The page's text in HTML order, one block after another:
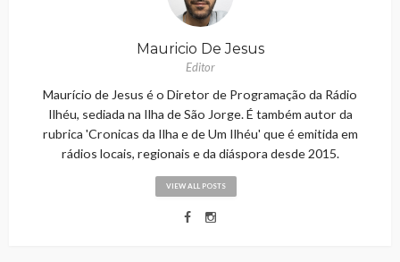
Mauricio De Jesus
Editor
Maurício de Jesus é o Diretor de Programação da Rádio
Ilhéu, sediada na Ilha de São Jorge. É também autor da
rubrica 'Cronicas da Ilha e de Um Ilhéu' que é emitida em
rádios locais, regionais e da diáspora desde 2015.
VIEW ALL POSTS